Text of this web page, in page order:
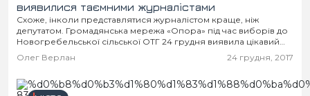
виявилися таємними журналістами
Схоже, інколи представлятися журналістом краще, ніж
депутатом. Громадянська мережа «Опора» під час виборів до
Новогребельської сільської ОТГ 24 грудня виявила цікавий
факт. Лідери двох обласних парторганізацій при реєстрації на
різних...
Олег Верлан 24 грудня, 2017